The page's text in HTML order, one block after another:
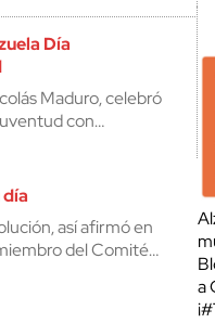
Día
Maduro, celebró
con…
así afirmó en
del Comité…
a